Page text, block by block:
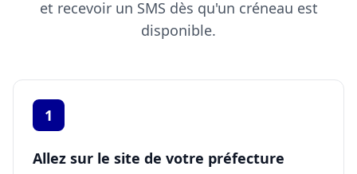
et recevoir un SMS dès qu'un créneau est
disponible.
1
Allez sur le site de votre préfecture